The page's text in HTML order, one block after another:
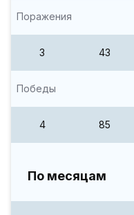
Поражения
3 43
Победы
4 85
По месяцам